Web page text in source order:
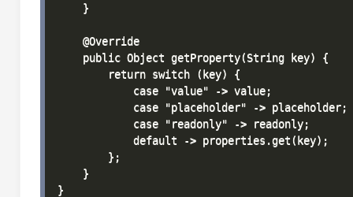
    }
    @Override
    public Object getProperty(String key) {
        return switch (key) {
            case "value" -> value;
            case "placeholder" -> placeholder;
            case "readonly" -> readonly;
            default -> properties.get(key);
        };
    }
}